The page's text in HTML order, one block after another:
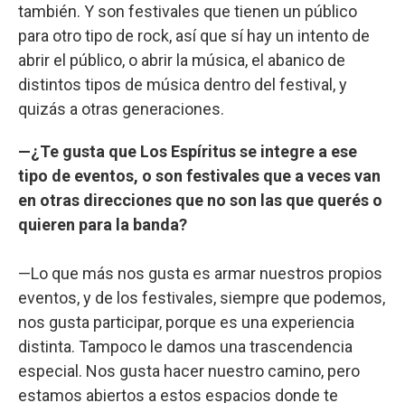
también. Y son festivales que tienen un público
para otro tipo de rock, así que sí hay un intento de
abrir el público, o abrir la música, el abanico de
distintos tipos de música dentro del festival, y
quizás a otras generaciones.
—¿Te gusta que Los Espíritus se integre a ese
tipo de eventos, o son festivales que a veces van
en otras direcciones que no son las que querés o
quieren para la banda?
—Lo que más nos gusta es armar nuestros propios
eventos, y de los festivales, siempre que podemos,
nos gusta participar, porque es una experiencia
distinta. Tampoco le damos una trascendencia
especial. Nos gusta hacer nuestro camino, pero
estamos abiertos a estos espacios donde te